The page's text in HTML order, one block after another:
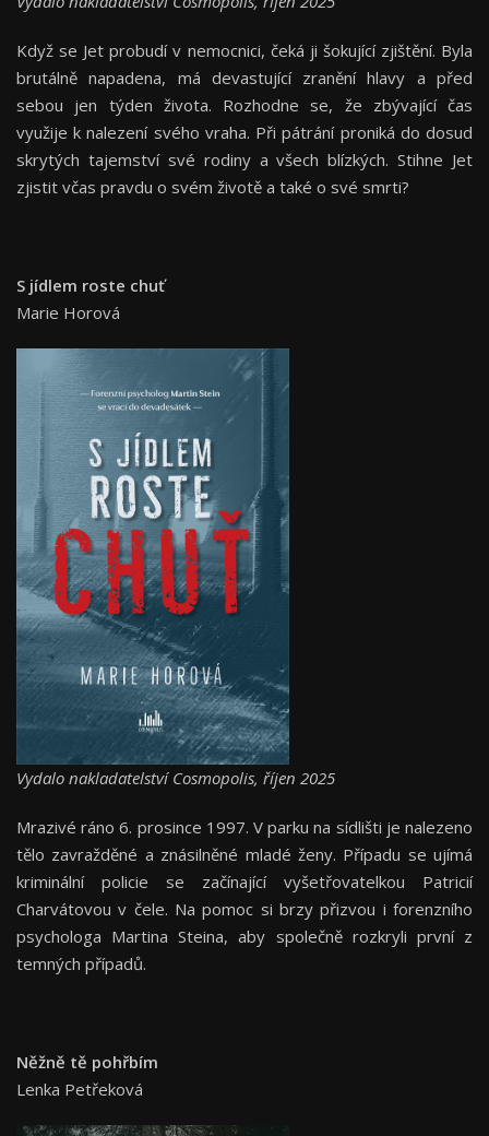
Když se Jet probudí v nemocnici, čeká ji šokující zjištění. Byla
brutálně napadena, má devastující zranění hlavy a před
sebou jen týden života. Rozhodne se, že zbývající čas
využije k nalezení svého vraha. Při pátrání proniká do dosud
skrytých tajemství své rodiny a všech blízkých. Stihne Jet
zjistit včas pravdu o svém životě a také o své smrti?
S jídlem roste chuť
Marie Horová
Vydalo nakladatelství Cosmopolis, říjen 2025
Mrazivé ráno 6. prosince 1997. V parku na sídlišti je nalezeno
tělo zavražděné a znásilněné mladé ženy. Případu se ujímá
kriminální policie se začínající vyšetřovatelkou Patricií
Charvátovou v čele. Na pomoc si brzy přizvou i forenzního
psychologa Martina Steina, aby společně rozkryli první z
temných případů.
Něžně tě pohřbím
Lenka Petřeková